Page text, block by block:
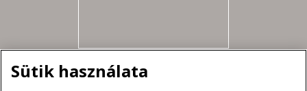
Sütik használata